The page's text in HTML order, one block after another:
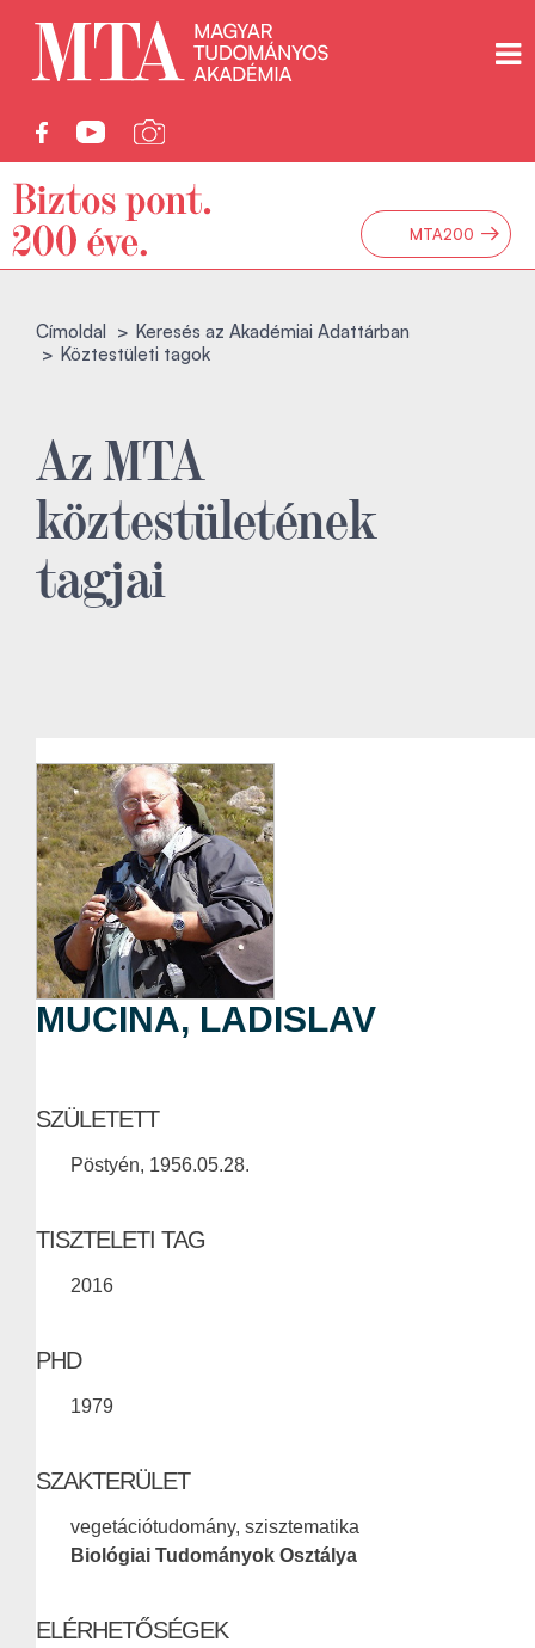
MTA200 →
Címoldal
Keresés az Akadémiai Adattárban
Köztestületi tagok
Az MTA
köztestületének
tagjai
MUCINA, LADISLAV
SZÜLETETT
Pöstyén, 1956.05.28.
TISZTELETI TAG
2016
PHD
1979
SZAKTERÜLET
vegetációtudomány, szisztematika
Biológiai Tudományok Osztálya
ELÉRHETŐSÉGEK